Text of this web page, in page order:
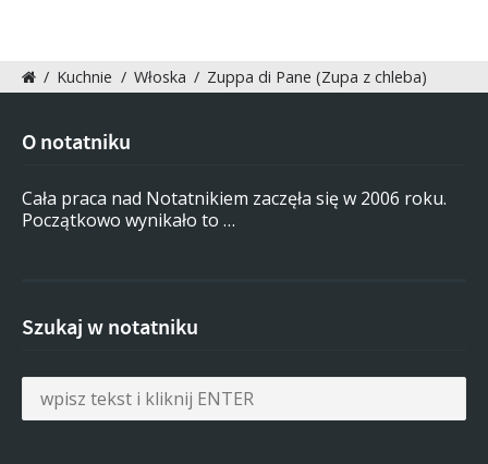
/ Kuchnie / Włoska / Zuppa di Pane (Zupa z chleba)
O notatniku
Cała praca nad Notatnikiem zaczęła się w 2006 roku.
Początkowo wynikało to …
Szukaj w notatniku